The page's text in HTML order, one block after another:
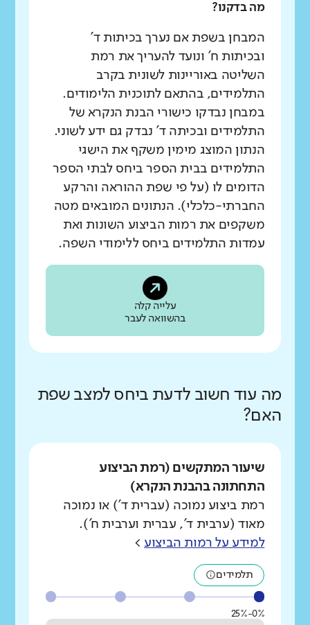
מה בדקנו?
המבחן בשפת אם נערך בכיתות ד'
ובכיתות ח' ונועד להעריך את רמת
השליטה באוריינות לשונית בקרב
התלמידים, בהתאם לתוכנית הלימודים.
במבחן נבדקו כישורי הבנת הנקרא של
התלמידים ובכיתה ד' נבדק גם ידע לשוני.
הנתון המוצג מימין משקף את הישגי
התלמידים בבית הספר ביחס לבתי הספר
הדומים לו (על פי שפת ההוראה והרקע
החברתי-כלכלי). הנתונים המובאים מטה
משקפים את רמות הביצוע השונות ואת
עמדות התלמידים ביחס ללימודי השפה.
עלייה קלה
בהשוואה לעבר
מה עוד חשוב לדעת ביחס למצב שפת
האם?
שיעור המתקשים (רמת הביצוע
התחתונה בהבנת הנקרא)
רמת ביצוע נמוכה (עברית ד') או נמוכה
מאוד (ערבית ד', עברית וערבית ח').
למידע על רמות הביצוע >
תלמידים
0%-25%